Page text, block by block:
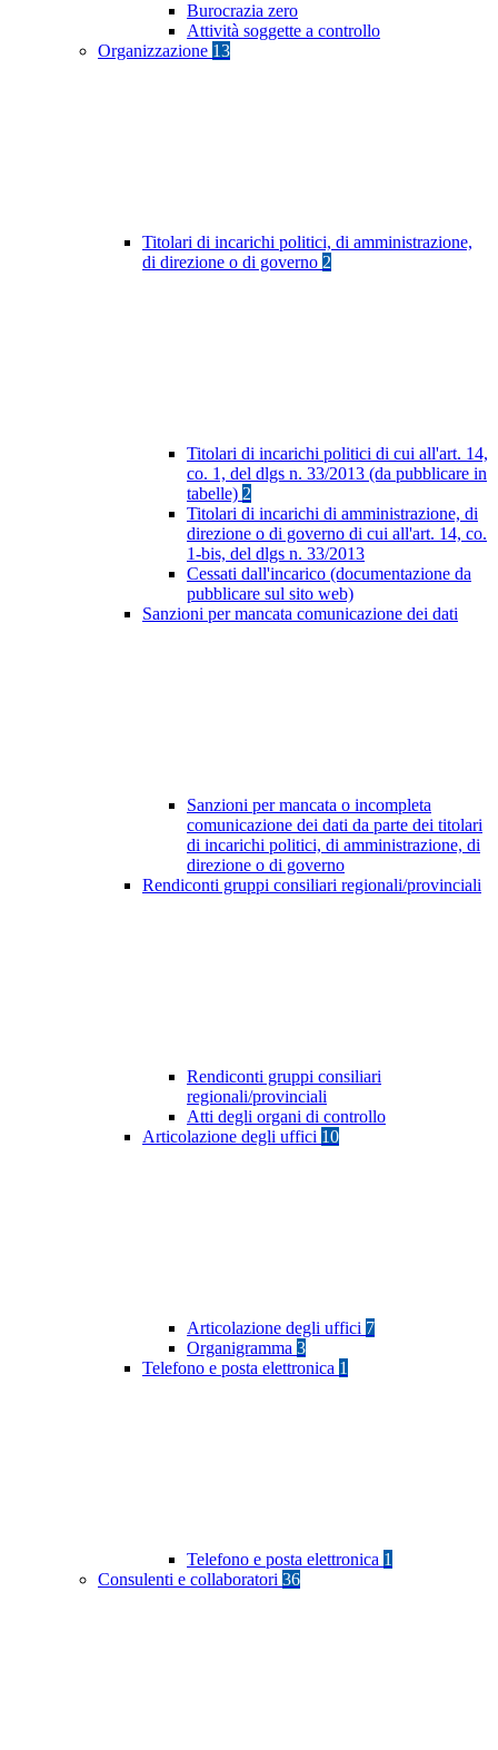
Burocrazia zero
Attività soggette a controllo
Organizzazione 13
Titolari di incarichi politici, di amministrazione,
di direzione o di governo 2
Titolari di incarichi politici di cui all'art. 14,
co. 1, del dlgs n. 33/2013 (da pubblicare in
tabelle) 2
Titolari di incarichi di amministrazione, di
direzione o di governo di cui all'art. 14, co.
1-bis, del dlgs n. 33/2013
Cessati dall'incarico (documentazione da
pubblicare sul sito web)
Sanzioni per mancata comunicazione dei dati
Sanzioni per mancata o incompleta
comunicazione dei dati da parte dei titolari
di incarichi politici, di amministrazione, di
direzione o di governo
Rendiconti gruppi consiliari regionali/provinciali
Rendiconti gruppi consiliari
regionali/provinciali
Atti degli organi di controllo
Articolazione degli uffici 10
Articolazione degli uffici 7
Organigramma 3
Telefono e posta elettronica 1
Telefono e posta elettronica 1
Consulenti e collaboratori 36